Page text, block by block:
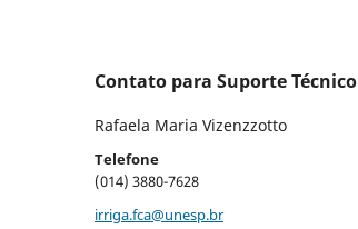
Contato para Suporte Técnico
Rafaela Maria Vizenzzotto
Telefone
(014) 3880-7628
irriga.fca@unesp.br